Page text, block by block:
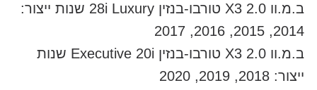
ב.מ.וו X3 2.0 טורבו-בנזין 28i Luxury שנות ייצור:
2014, 2015, 2016, 2017
ב.מ.וו X3 2.0 טורבו-בנזין Executive 20i שנות
ייצור: 2018, 2019, 2020